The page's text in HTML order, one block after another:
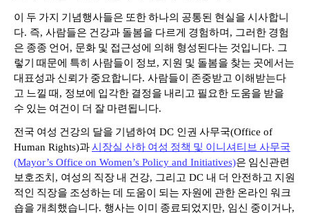
이 두 가지 기념행사들은 또한하나의 공통된 현실을 시사합니
다. 즉, 사람들은 건강과 돌봄을 다르게 경험하며 , 그러한 경험
은 종종 언어 , 문화 및 접근성에 의해 형성된다는 것입니다. 그
렇기
때문에 특히 사람들이 정보, 지원 및 돌봄을 찾는 곳에서는
대표성과 신뢰가 중요합니다. 사람들이 존중받고 이해받는다
고 느낄 때 , 정보에 입각한 결정을 내리고 필요한 도움을 받을
수 있는 여건이 더 잘 마련됩니다.
전국 여성 건강의 달을 기념하여 DC 인권 사무국(Office of
Human Rights)과시장실 산하 여성 정책 및 이니셔티브 사무국
(Mayor’s Office on Women’s Policy and Initiatives)은 임신관련
보호조치 , 여성의 직장 내 건강, 그리고 DC 내 더 안전하고 지원
적인
직장을 조성하는 데 도움이 되는 자원에 관한 온라인 워크
숍을 개최했습니다. 행사는 이미 종료되었지만, 임신 중이거나,